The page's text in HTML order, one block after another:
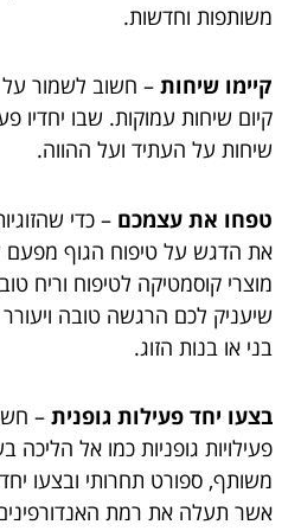
משותפות וחדשות.
קיימו שיחות – חשוב לשמור
קיום שיחות עמוקות. שבו יחדיו
שיחות על העתיד ועל ההווה.
טפחו את עצמכם – כדי
את הדגש על טיפוח הגוף מפעם
מוצרי קוסמטיקה לטיפוח וריח
שיעניק לכם הרגשה טובה
בני או בנות הזוג.
בצעו יחד פעילות גופנית –
פעילויות גופניות כמו אל הליכה
משותף, ספורט תחרותי ובצעו
אשר תעלה את רמת